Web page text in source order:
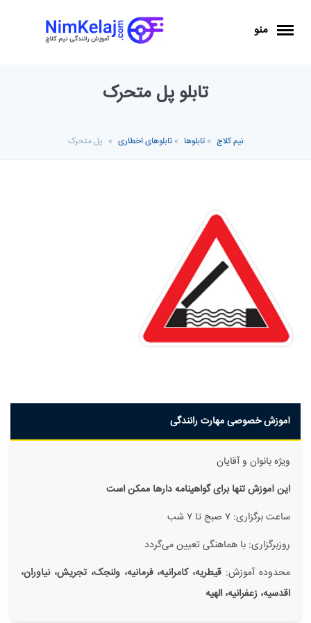
منو
تابلو پل متحرک
نیم کلاج »تابلوها »تابلوهای اخطاری » پل متحرک
آموزش خصوصی مهارت رانندگی
ویژه بانوان و آقایان
این آموزش تنها برای گواهینامه دار‌ها ممکن است
ساعت برگزاری: ۷ صبج تا ۷ شب
روزبرگزاری: با هماهنگی تعیین می‌گردد
محدوده آموزش: قیطریه، کامرانیه، فرمانیه، ولنجک، تجریش، نیاوران،
اقدسیه، زعفرانیه، الهیه